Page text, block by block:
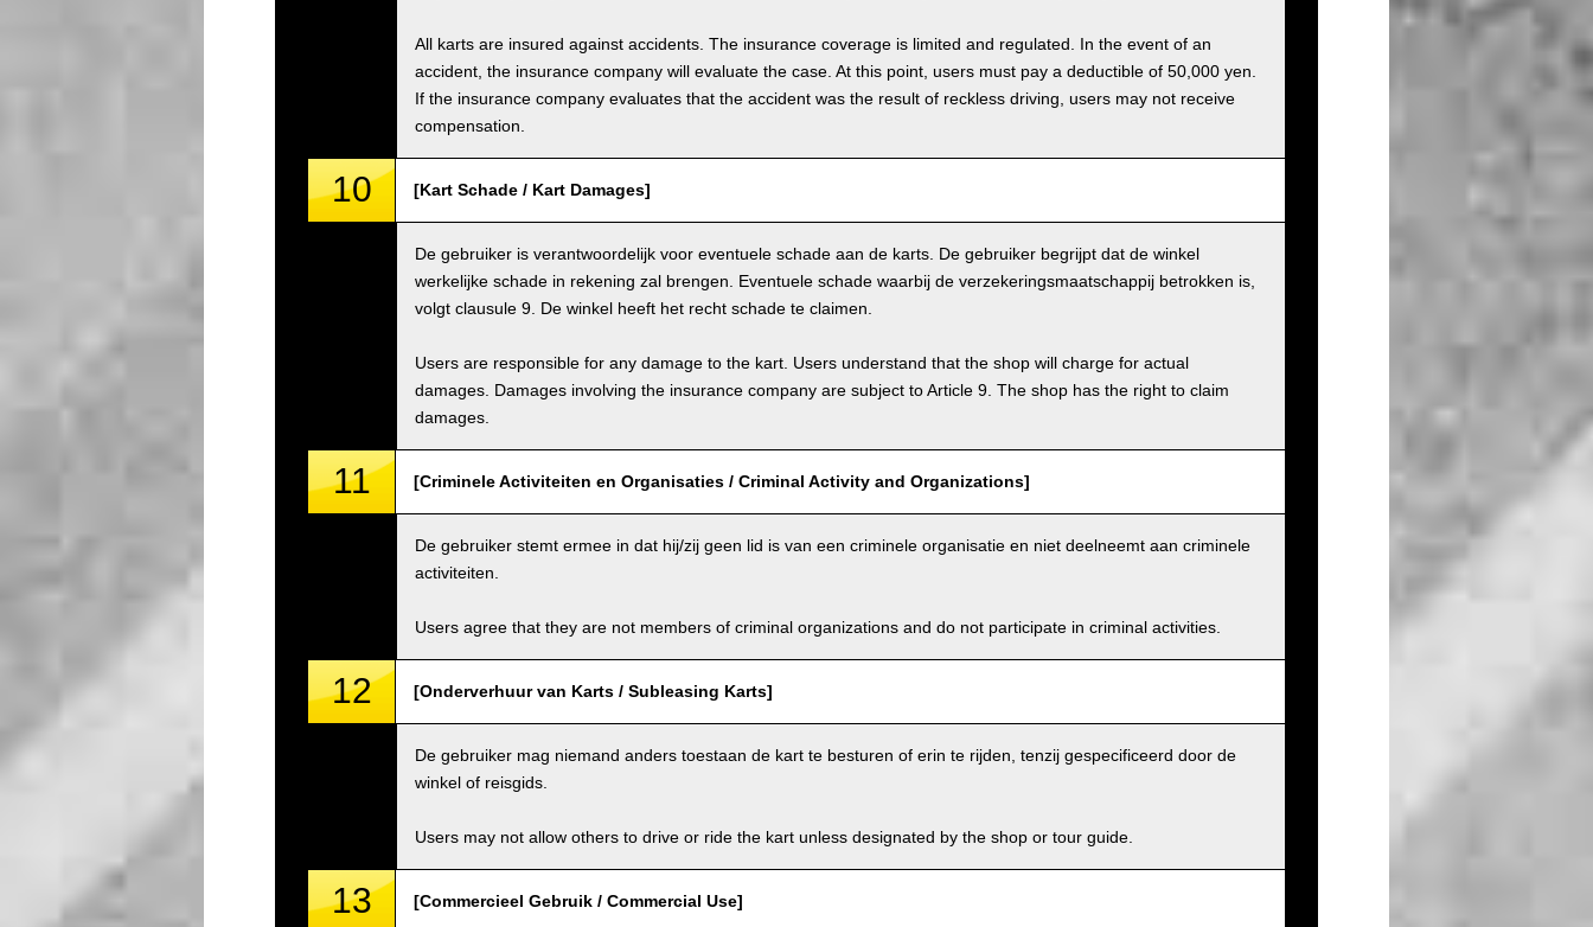
All karts are insured against accidents. The insurance coverage is limited and regulated. In the event of an
accident, the insurance company will evaluate the case. At this point, users must pay a deductible of 50,000 yen.
If the insurance company evaluates that the accident was the result of reckless driving, users may not receive
compensation.
10 [Kart Schade / Kart Damages]
De gebruiker is verantwoordelijk voor eventuele schade aan de karts. De gebruiker begrijpt dat de winkel
werkelijke schade in rekening zal brengen. Eventuele schade waarbij de verzekeringsmaatschappij betrokken is,
volgt clausule 9. De winkel heeft het recht schade te claimen.
Users are responsible for any damage to the kart. Users understand that the shop will charge for actual
damages. Damages involving the insurance company are subject to Article 9. The shop has the right to claim
damages.
11 [Criminele Activiteiten en Organisaties / Criminal Activity and Organizations]
De gebruiker stemt ermee in dat hij/zij geen lid is van een criminele organisatie en niet deelneemt aan criminele
activiteiten.
Users agree that they are not members of criminal organizations and do not participate in criminal activities.
12 [Onderverhuur van Karts / Subleasing Karts]
De gebruiker mag niemand anders toestaan de kart te besturen of erin te rijden, tenzij gespecificeerd door de
winkel of reisgids.
Users may not allow others to drive or ride the kart unless designated by the shop or tour guide.
13 [Commercieel Gebruik / Commercial Use]